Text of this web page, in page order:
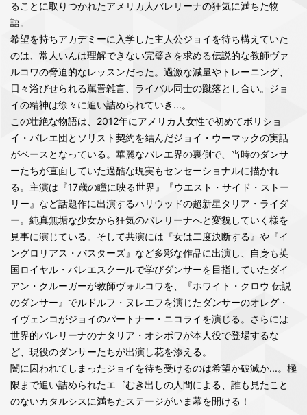
ることに取りつかれたアメリカ人バレリーナの狂気に満ちた物
語。
希望を持ちアカデミーに入学した主人公ジョイを待ち構えていた
のは、常人いんは理解できない完璧さを求める伝説的な教師ヴァ
ルコワの脅迫的なレッスンだった。過激な減量やトレーニング、
日々浴びせられる罵詈雑言、ライバル同士の蹴落とし合い。ジョ
イの精神は徐々に追い詰められていき...。
この壮絶な物語は、2012年にアメリカ人女性で初めてボリショ
イ・バレエ団とソリスト契約を結んだジョイ・ウーマックの実話
がベースとなっている。華麗なバレエ界の裏側で、当時のダンサ
ーたちが直面していた過酷な現実もセンセーショナルに描かれ
る。主演は『17歳の瞳に映る世界』『ウエスト・サイド・ストー
リー』など話題作に出演するハリウッドの超新星タリア・ライダ
ー。純真無垢な少女から狂気のバレリーナへと変貌していく様を
見事に演じている。そして共演には『女は二度決断する』や『イ
ングロリアス・バスターズ』など多彩な作品に出演し、自身も英
国ロイヤル・バレエスクールで学びダンサーを目指していたダイ
アン・クルーガーが教師ヴォルコワを、『ホワイト・クロウ 伝説
のダンサー』でルドルフ・ヌレエフを演じたダンサーのオレグ・
イヴェンコがジョイのパートナー・ニコライを演じる。さらには
世界的バレリーナのナタリア・オシポワが本人役で登場するな
ど、現役のダンサーたちが出演し花を添える。
闇に囚われてしまったジョイを待ち受けるのは希望か破滅か...。極
限まで追い詰められたエゴむき出しの人間による、誰も見たこと
のないカタルシスに満ちたステージがいま幕を開ける！